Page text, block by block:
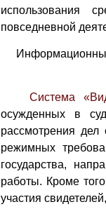
использования
повседневной
Система
осужденных в
рассмотрения дел
режимных
государства,
работы. Кроме
участия